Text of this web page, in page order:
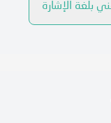
بلغة الإشارة